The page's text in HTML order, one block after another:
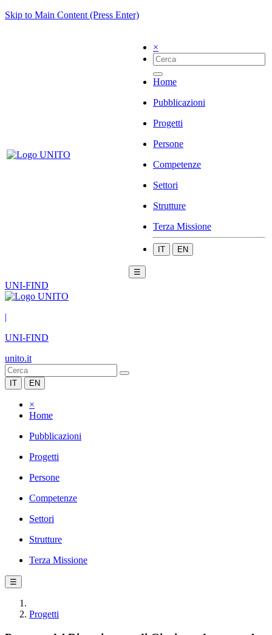
Skip to Main Content (Press Enter)
×
Home
Pubblicazioni
Progetti
Persone
Competenze
Settori
Strutture
Terza Missione
IT EN
☰
UNI-FIND
|
UNI-FIND
unito.it
IT EN
×
Home
Pubblicazioni
Progetti
Persone
Competenze
Settori
Strutture
Terza Missione
☰
Progetti